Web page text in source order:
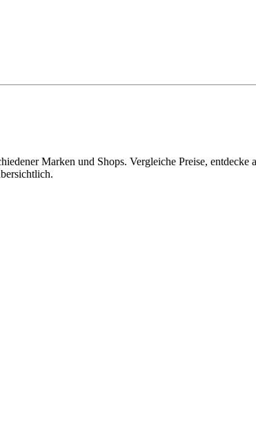
Marken und Shops. Vergleiche Preise,